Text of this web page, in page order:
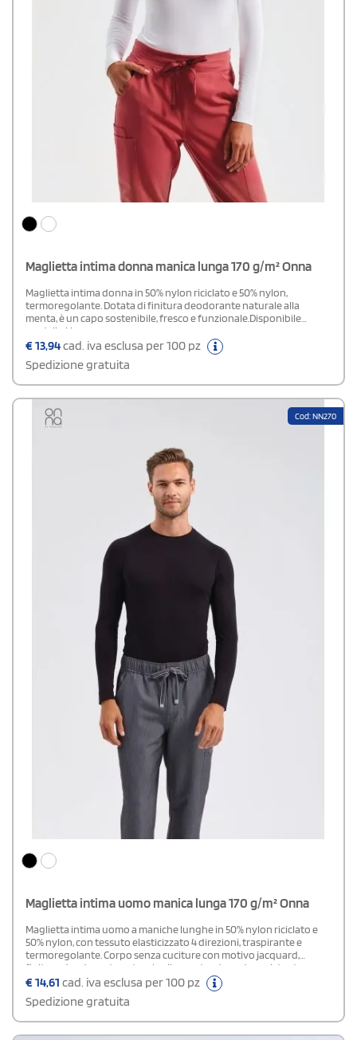
cittadina inglese di Chester ha un'efficace servizio marketing e di
assistenza ai clienti. Nel tempo, Premier ha accresciuto il suo
e oggi è uno dei fornitori leader di uniformi in Europa.
Maglietta intima donna manica lunga 170 g/m² Onna
Maglietta intima donna in 50% nylon riciclato e 50% nylon,
termoregolante. Dotata di finitura deodorante naturale alla
menta, è un capo sostenibile, fresco e funzionale.Disponibile
modello Uomo
€13,94cad. iva esclusa per 100 pz
Spedizione gratuita
Cod: NN270
Maglietta intima uomo manica lunga 170 g/m² Onna
Maglietta intima uomo a maniche lunghe in 50% nylon riciclato e
50% nylon, con tessuto elasticizzato 4 direzioni, traspirante e
termoregolante. Corpo senza cuciture con motivo jacquard,
finitura deodorante naturale alla menta e tessuto resistente,
ingualcibile e easy care. Ideale da indossare sotto la divisa
€14,61 cad. iva esclusa per 100 pz
Spedizione gratuita